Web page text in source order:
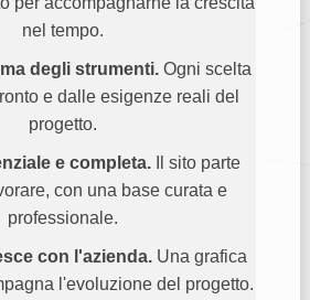
nel tempo.
degli strumenti. Ogni scelta
e dalle esigenze reali del
progetto.
e completa. Il sito parte
con una base curata e
professionale.
con l'azienda. Una grafica
l'evoluzione del progetto.